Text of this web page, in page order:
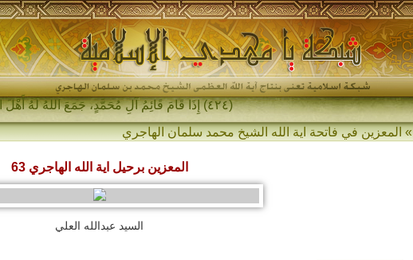
(٤٢٤) إِذَا قَامَ قَائِمُ آلِ مُحَمَّدٍ، جَمَعَ اللهُ لَهُ أَهْلَ المَشْرِقِ _
»المعزين في فاتحة اية الله الشيخ محمد سلمان الهاجري
المعزين برحيل اية الله الهاجري 63
السيد عبدالله العلي